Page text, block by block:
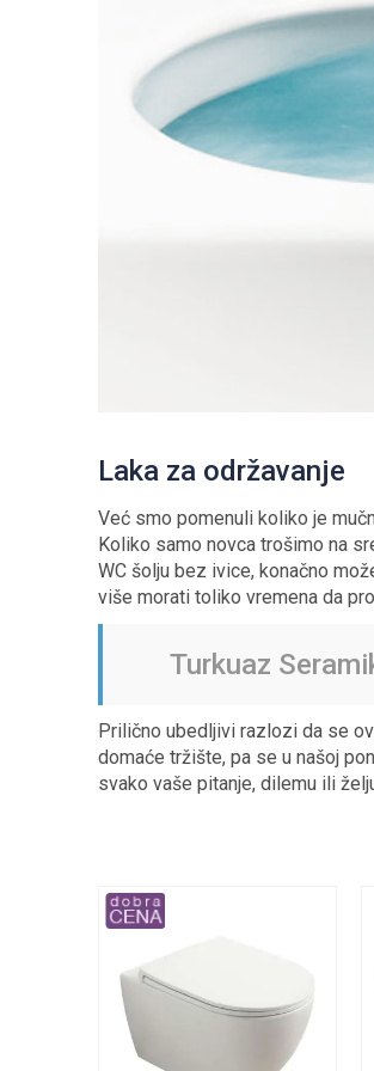
Laka za održavanje
Već smo pomenuli koliko je
Koliko samo novca trošimo na
WC šolju bez ivice, konačno
više morati toliko vremena da
Turkuaz
Prilično ubedljivi razlozi da se
domaće tržište, pa se u našoj
svako vaše pitanje, dilemu ili